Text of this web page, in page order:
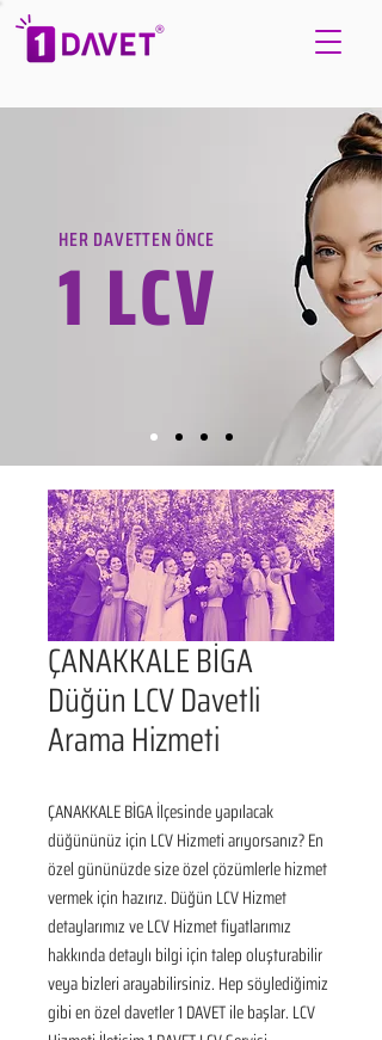
HER DAVETTEN ÖNCE
1 LCV
ÇANAKKALE BİGA
Düğün LCV Davetli
Arama Hizmeti
ÇANAKKALE BİGA İlçesinde yapılacak
düğününüz için LCV Hizmeti arıyorsanız? En
özel gününüzde size özel çözümlerle hizmet
vermek için hazırız. Düğün LCV Hizmet
detaylarımız ve LCV Hizmet fiyatlarımız
hakkında detaylı bilgi için talep oluşturabilir
veya bizleri arayabilirsiniz. Hep söylediğimiz
gibi en özel davetler 1 DAVET ile başlar. LCV